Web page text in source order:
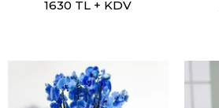
1630 TL + KDV